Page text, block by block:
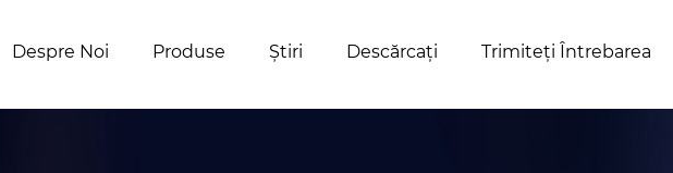
Despre Noi Produse Ştiri Descărcați Trimiteți Întrebarea